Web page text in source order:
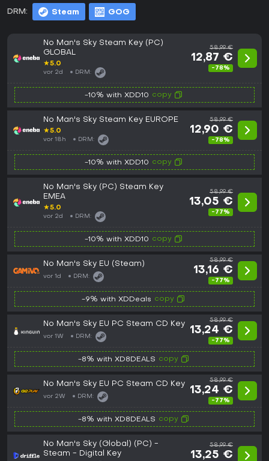
DRM: Steam GOG
No Man's Sky Steam Key (PC)
GLOBAL
★5.0
vor 2d DRM:
58,99 €
12,87 €
-78%
-10% with XDD10 copy
No Man's Sky Steam Key EUROPE
★5.0
vor 18h DRM:
58,99 €
12,90 €
-78%
-10% with XDD10 copy
No Man's Sky (PC) Steam Key
EMEA
★5.0
vor 2d DRM:
58,99 €
13,05 €
-77%
-10% with XDD10 copy
No Man's Sky EU (Steam)
vor 1d DRM:
58,99 €
13,16 €
-77%
-9% with XDDeals copy
No Man's Sky EU PC Steam CD Key
vor 1W DRM:
58,99 €
13,24 €
-77%
-8% with XD8DEALS copy
No Man's Sky EU PC Steam CD Key
vor 2W DRM:
58,99 €
13,24 €
-77%
-8% with XD8DEALS copy
No Man's Sky (Global) (PC) -
Steam - Digital Key
58,99 €
13,25 €